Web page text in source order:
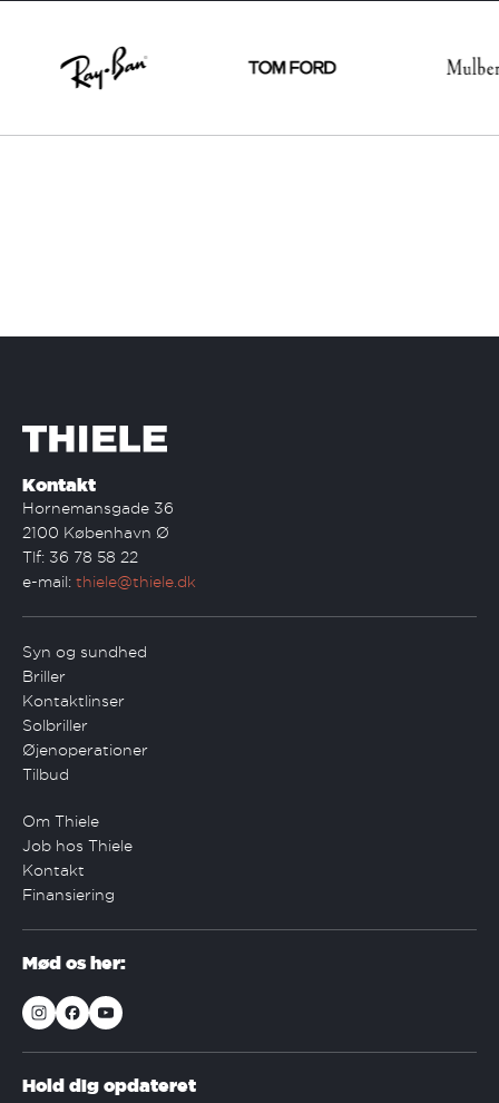
Kontakt
Hornemansgade 36
2100 København Ø
Tlf: 36 78 58 22
e-mail: thiele@thiele.dk
Syn og sundhed
Briller
Kontaktlinser
Solbriller
Øjenoperationer
Tilbud
Om Thiele
Job hos Thiele
Kontakt
Finansiering
Mød os her:
Hold dig opdateret